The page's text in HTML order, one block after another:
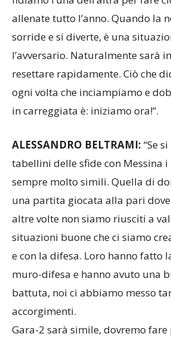
fidiamo l’una dell’altra per fare
allenate tutto l’anno. Quando la
sorride e si diverte, è una
l’avversario. Naturalmente sarà
resettare rapidamente. Ciò che
ogni volta che inciampiamo e
in carreggiata è: iniziamo ora!”.
“Se
sempre molto simili. Quella di
una partita giocata alla pari
e con la difesa. Loro hanno fatto
battuta, noi ci abbiamo messo
accorgimenti.